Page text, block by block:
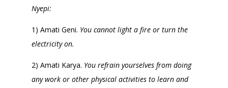
Nyepi:
1) Amati Geni. You cannot light a fire or turn the
electricity on.
2) Amati Karya. You refrain yourselves from doing
any work or other physical activities to learn and